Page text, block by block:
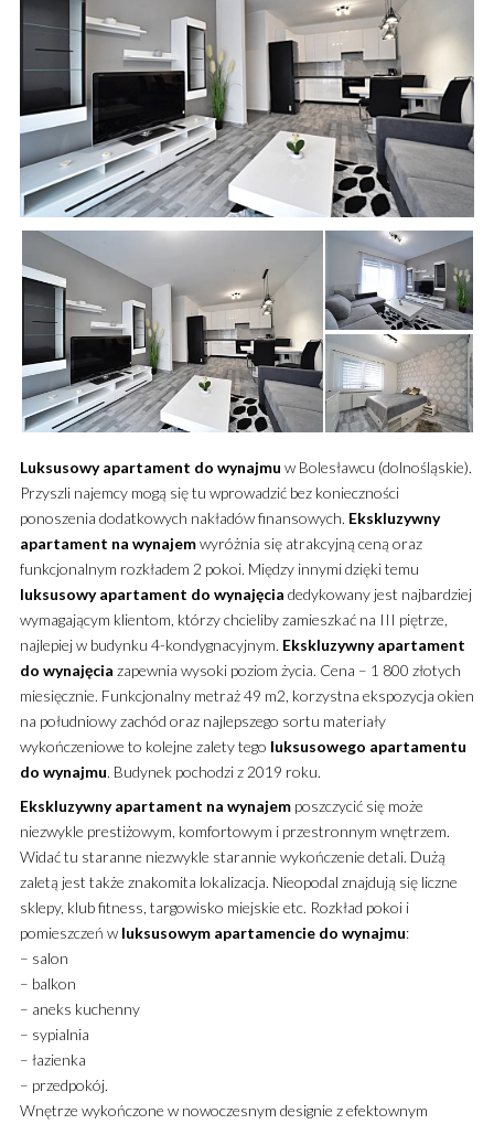
Luksusowy apartament do wynajmu w Bolesławcu (dolnośląskie).
Przyszli najemcy mogą się tu wprowadzić bez konieczności
ponoszenia dodatkowych nakładów finansowych. Ekskluzywny
apartament na wynajemwyróżnia się atrakcyjną ceną oraz
funkcjonalnym rozkładem 2 pokoi. Między innymi dzięki temu
luksusowy apartament do wynajęcia dedykowany jest najbardziej
wymagającym klientom, którzy chcieliby zamieszkać na III piętrze,
najlepiej w budynku 4-kondygnacyjnym. Ekskluzywny apartament
do wynajęcia zapewnia wysoki poziom życia. Cena – 1 800 złotych
miesięcznie. Funkcjonalny metraż 49 m2, korzystna ekspozycja okien
na południowy zachód oraz najlepszego sortu materiały
wykończeniowe to kolejne zalety tego luksusowego apartamentu
do wynajmu. Budynek pochodzi z 2019 roku.
Ekskluzywny apartament na wynajemposzczycić się może
niezwykle prestiżowym, komfortowym i przestronnym wnętrzem.
Widać tu staranne niezwykle starannie wykończenie detali. Dużą
zaletą jest także znakomita lokalizacja. Nieopodal znajdują się liczne
sklepy, klub fitness, targowisko miejskie etc. Rozkład pokoi i
pomieszczeń w luksusowym apartamencie do wynajmu:
– salon
– balkon
– aneks kuchenny
– sypialnia
– łazienka
– przedpokój.
Wnętrze wykończone w nowoczesnym designie z efektownym